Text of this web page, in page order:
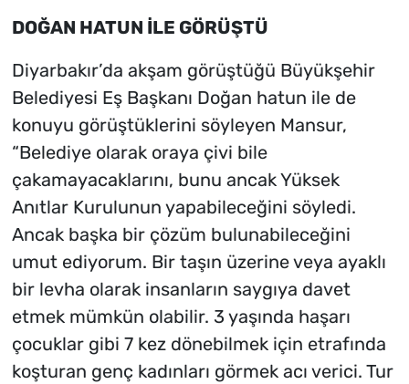
DOĞAN HATUN İLE GÖRÜŞTÜ
Diyarbakır’da akşam görüştüğü Büyükşehir
Belediyesi Eş Başkanı Doğan hatun ile de
konuyu görüştüklerini söyleyen Mansur,
“Belediye olarak oraya çivi bile
çakamayacaklarını, bunu ancak Yüksek
Anıtlar Kurulunun yapabileceğini söyledi.
Ancak başka bir çözüm bulunabileceğini
umut ediyorum. Bir taşın üzerine veya ayaklı
bir levha olarak insanların saygıya davet
etmek mümkün olabilir. 3 yaşında haşarı
çocuklar gibi 7 kez dönebilmek için etrafında
koşturan genç kadınları görmek acı verici. Tur